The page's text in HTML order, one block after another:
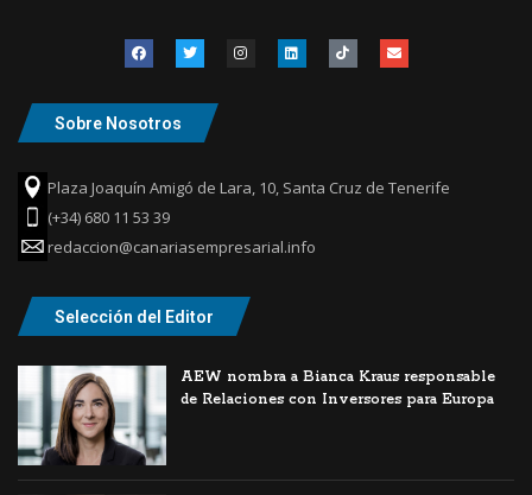
Sobre Nosotros
Plaza Joaquín Amigó de Lara, 10, Santa Cruz de Tenerife
(+34) 680 11 53 39
redaccion@canariasempresarial.info
Selección del Editor
AEW nombra a Bianca Kraus responsable
de Relaciones con Inversores para Europa